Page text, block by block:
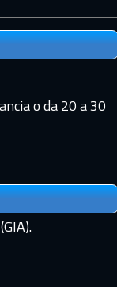
o da 20 a 30